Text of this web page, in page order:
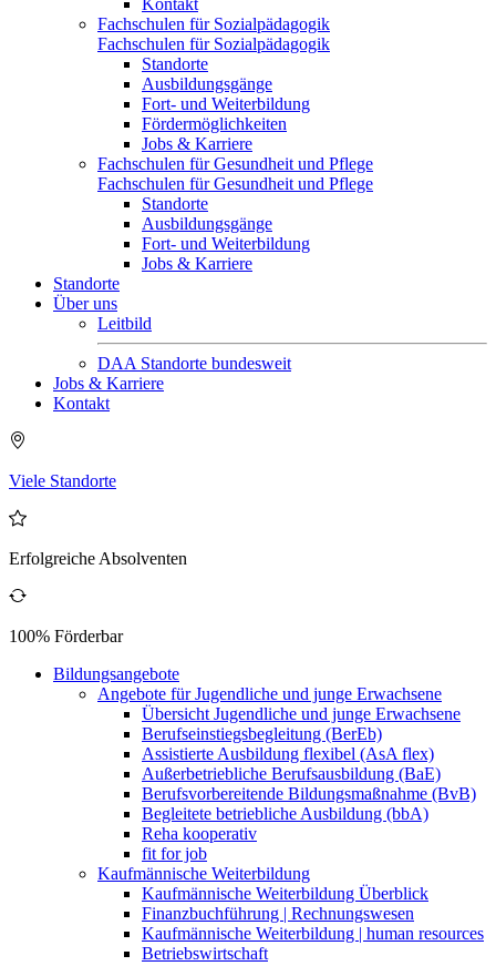
Kontakt
Fachschulen für Sozialpädagogik
Fachschulen für Sozialpädagogik
Standorte
Ausbildungsgänge
Fort- und Weiterbildung
Fördermöglichkeiten
Jobs & Karriere
Fachschulen für Gesundheit und Pflege
Fachschulen für Gesundheit und Pflege
Standorte
Ausbildungsgänge
Fort- und Weiterbildung
Jobs & Karriere
Standorte
Über uns
Leitbild
DAA Standorte bundesweit
Jobs & Karriere
Kontakt
Viele Standorte
Erfolgreiche Absolventen
100% Förderbar
Bildungsangebote
Angebote für Jugendliche und junge Erwachsene
Übersicht Jugendliche und junge Erwachsene
Berufseinstiegsbegleitung (BerEb)
Assistierte Ausbildung flexibel (AsA flex)
Außerbetriebliche Berufsausbildung (BaE)
Berufsvorbereitende Bildungsmaßnahme (BvB)
Begleitete betriebliche Ausbildung (bbA)
Reha kooperativ
fit for job
Kaufmännische Weiterbildung
Kaufmännische Weiterbildung Überblick
Finanzbuchführung | Rechnungswesen
Kaufmännische Weiterbildung | human resources
Betriebswirtschaft